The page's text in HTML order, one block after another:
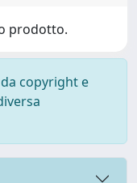
prodotto.
copyright e